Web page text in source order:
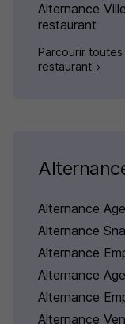
Alternance
restaurant
Parcourir
restaurant
Alternance
Alternance
Alternance
Alternance
Alternance
Alternance